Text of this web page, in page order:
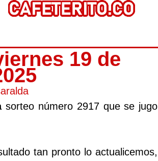
19 de
sorteo número 2917 que se jugo
tan pronto lo actualicemos,